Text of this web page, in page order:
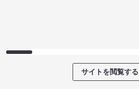
サイトを閲覧する